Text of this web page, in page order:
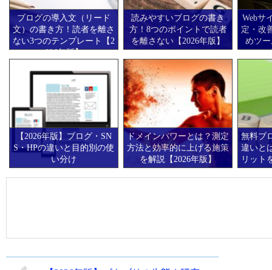
ブログの導入文（リード
文）の書き方！読者を離さ
ない3つのテンプレート【2
026年版】
読みやすいブログの書き
方！8つのポイントで読者
を離さない【2026年版】
Webサ
定・改
めツ
【2026年版】ブログ・SN
S・HPの違いと目的別の使
い分け
ドメインパワーとは？測定
方法と効率的に上げる施策
を解説【2026年版】
無料ブ
違いと
リット